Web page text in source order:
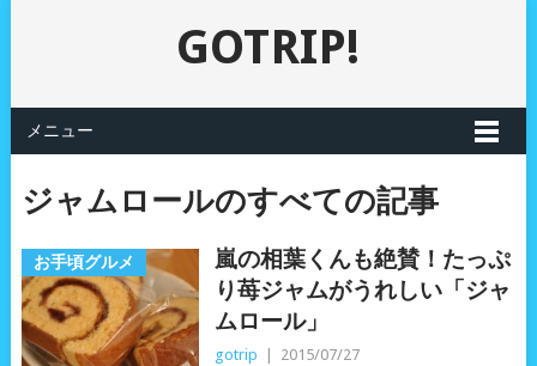
GOTRIP!
メニュー
ジャムロールのすべての記事
お手頃グルメ
嵐の相葉くんも絶賛！たっぷ
り苺ジャムがうれしい「ジャ
ムロール」
gotrip 2015/07/27